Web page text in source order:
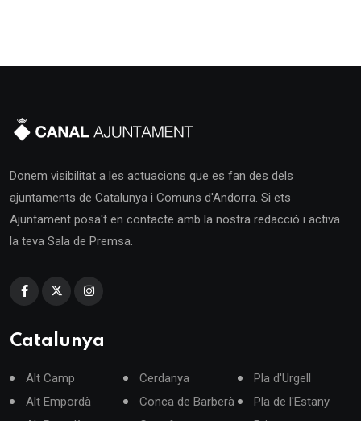
Donem visibilitat a les actuacions que es fan des dels
ajuntaments de Catalunya i Comuns d'Andorra. Si ets
Ajuntament posa't en contacte amb la nostra redacció i activa
la teva Sala de Premsa.
Catalunya
Alt Camp
Alt Empordà
Cerdanya
Conca de Barberà
Pla d'Urgell
Pla de l'Estany